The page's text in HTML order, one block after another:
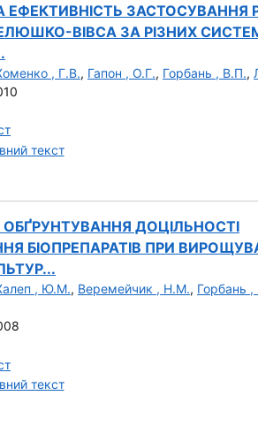
ЗАСТОСУВАННЯ
ВІВСА ЗА РІЗНИХ
, Г.В., Гапон , О.Г., Горбань , В.П.,
текст
ДОЦІЛЬНОСТІ
БІОПРЕПАРАТІВ ПРИ
, Ю.М., Веремейчик , Н.М., Горбань ,
текст